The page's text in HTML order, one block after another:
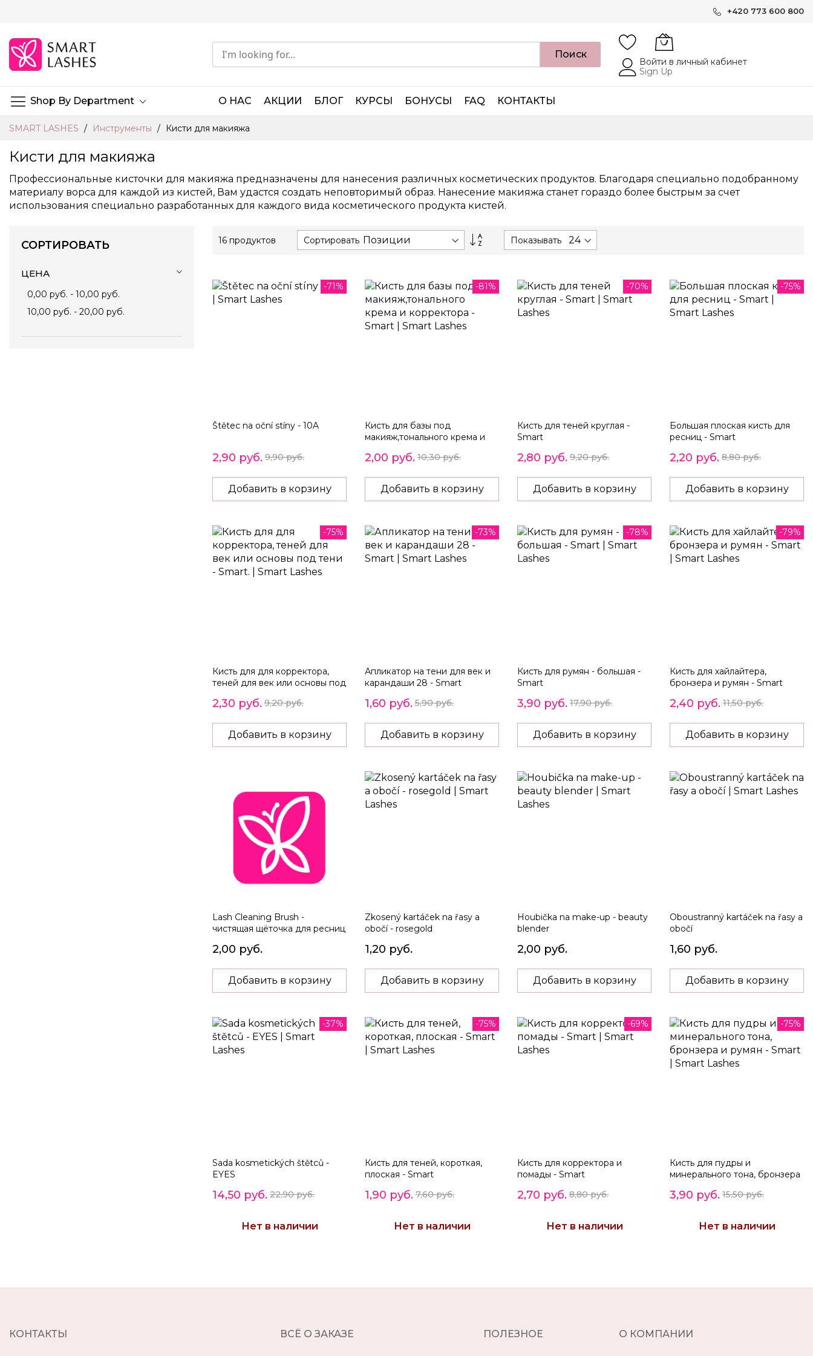
+420 773 600 800
Shop By Department
Поиск
Войти в личный кабинет
Sign Up
О НАС АКЦИИ БЛОГ КУРСЫ БОНУСЫ FAQ КОНТАКТЫ
SMART LASHES Инструменты Кисти для макияжа
Кисти для макияжа
Профессиональные кисточки для макияжа предназначены для нанесения различных косметических продуктов. Благодаря специально подобранному
материалу ворса для каждой из кистей, Вам удастся создать неповторимый образ. Нанесение макияжа станет гораздо более быстрым за счет
использования специально разработанных для каждого вида косметического продукта кистей.
16 продуктов Сортировать
Set
Descending
Показывать
-71%
Štětec na oční stíny - 10A
2,90 руб. 9,90 руб.
Добавить в корзину
-81%
Кисть для базы под
макияж,тонального крема и
2,00 руб. 10,30 руб.
Добавить в корзину
-70%
Кисть для теней круглая -
Smart
2,80 руб. 9,20 руб.
Добавить в корзину
-75%
Большая плоская кисть для
ресниц - Smart
2,20 руб. 8,80 руб.
Добавить в корзину
-75%
Кисть для для корректора,
теней для век или основы под
2,30 руб. 9,20 руб.
Добавить в корзину
-73%
Апликатор на тени для век и
карандаши 28 - Smart
1,60 руб. 5,90 руб.
Добавить в корзину
-78%
Кисть для румян - большая -
Smart
3,90 руб. 17,90 руб.
Добавить в корзину
-79%
Кисть для хайлайтера,
бронзера и румян - Smart
2,40 руб. 11,50 руб.
Добавить в корзину
Lash Cleaning Brush -
чистящая щёточка для ресниц
2,00 руб.
Добавить в корзину
Zkosený kartáček na řasy a
obočí - rosegold
1,20 руб.
Добавить в корзину
Houbička na make-up - beauty
blender
2,00 руб.
Добавить в корзину
Oboustranný kartáček na řasy a
obočí
1,60 руб.
Добавить в корзину
-37%
Sada kosmetických štětců -
EYES
14,50 руб. 22,90 руб.
Нет в наличии
-75%
Кисть для теней, короткая,
плоская - Smart
1,90 руб. 7,60 руб.
Нет в наличии
-69%
Кисть для корректора и
помады - Smart
2,70 руб. 8,80 руб.
Нет в наличии
-75%
Кисть для пудры и
минерального тона, бронзера
3,90 руб. 15,50 руб.
Нет в наличии
СОРТИРОВАТЬ
ЦЕНА
0,00 руб. - 10,00 руб.
10,00 руб. - 20,00 руб.
КОНТАКТЫ ВСЁ О ЗАКАЗЕ ПОЛЕЗНОЕ О КОМПАНИИ